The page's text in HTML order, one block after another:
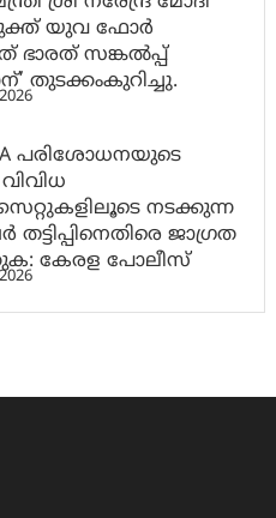
യുവ ഫോർ
ഭാരത് സങ്കൽപ്പ്
തുടക്കംകുറിച്ചു.
പരിശോധനയുടെ
നടക്കുന്ന
ജാഗ്രത
കേരള പോലീസ്